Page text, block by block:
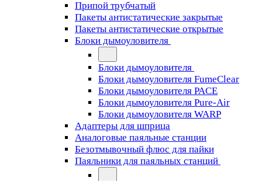
Припой трубчатый
Пакеты антистатические закрытые
Пакеты антистатические открытые
Блоки дымоуловителя
Блоки дымоуловителя
Блоки дымоуловителя FumeClear
Блоки дымоуловителя PACE
Блоки дымоуловителя Pure-Air
Блоки дымоуловителя WARP
Адаптеры для шприца
Аналоговые паяльные станции
Безотмывочный флюс для пайки
Паяльники для паяльных станций